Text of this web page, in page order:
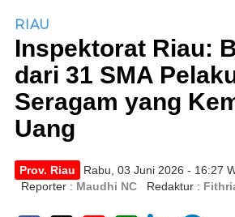
RIAU
Inspektorat Riau:
dari 31 SMA
Seragam yang
Uang
Prov. Riau
Rabu, 03 Juni 2026 - 16:27
Reporter : Maudhi NC Redaktur :